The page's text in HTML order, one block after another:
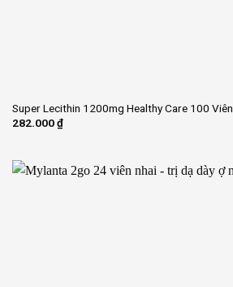
Super Lecithin 1200mg Healthy Care 100 Viên
282.000₫